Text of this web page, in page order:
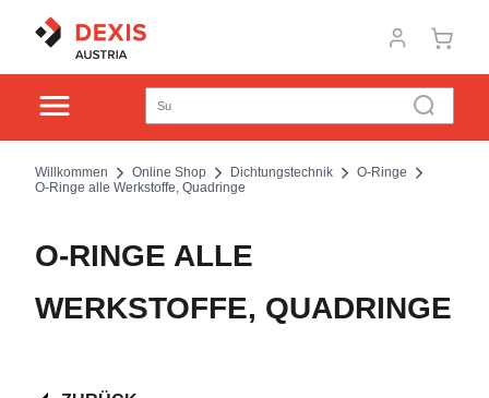
Willkommen Online Shop Dichtungstechnik
O-Ringe
O-Ringe alle Werkstoffe, Quadringe
O-RINGE ALLE
WERKSTOFFE, QUADRINGE